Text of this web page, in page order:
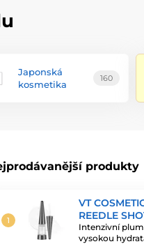
Japonská
kosmetika
160
produkty
VT
REEDLE
Intenzivní
vysokou